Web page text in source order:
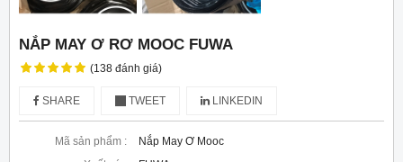
NẮP MAY Ơ RƠ MOOC FUWA
(138 đánh giá)
SHARE TWEET LINKEDIN
Mã sản phẩm :
Nắp May Ơ Mooc